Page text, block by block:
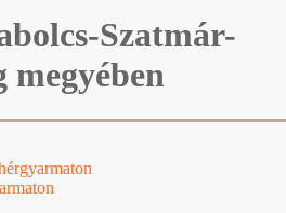
Szatmár-
megyében